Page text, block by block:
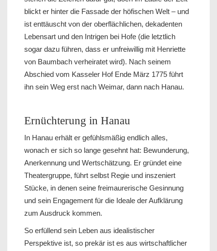
blickt er hinter die Fassade der höfischen Welt – und
ist enttäuscht von der oberflächlichen, dekadenten
Lebensart und den Intrigen bei Hofe (die letztlich
sogar dazu führen, dass er unfreiwillig mit Henriette
von Baumbach verheiratet wird). Nach seinem
Abschied vom Kasseler Hof Ende März 1775 führt
ihn sein Weg erst nach Weimar, dann nach Hanau.
Ernüchterung in Hanau
In Hanau erhält er gefühlsmäßig endlich alles,
wonach er sich so lange gesehnt hat: Bewunderung,
Anerkennung und Wertschätzung. Er gründet eine
Theatergruppe, führt selbst Regie und inszeniert
Stücke, in denen seine freimaurerische Gesinnung
und sein Engagement für die Ideale der Aufklärung
zum Ausdruck kommen.
So erfüllend sein Leben aus idealistischer
Perspektive ist, so prekär ist es aus wirtschaftlicher